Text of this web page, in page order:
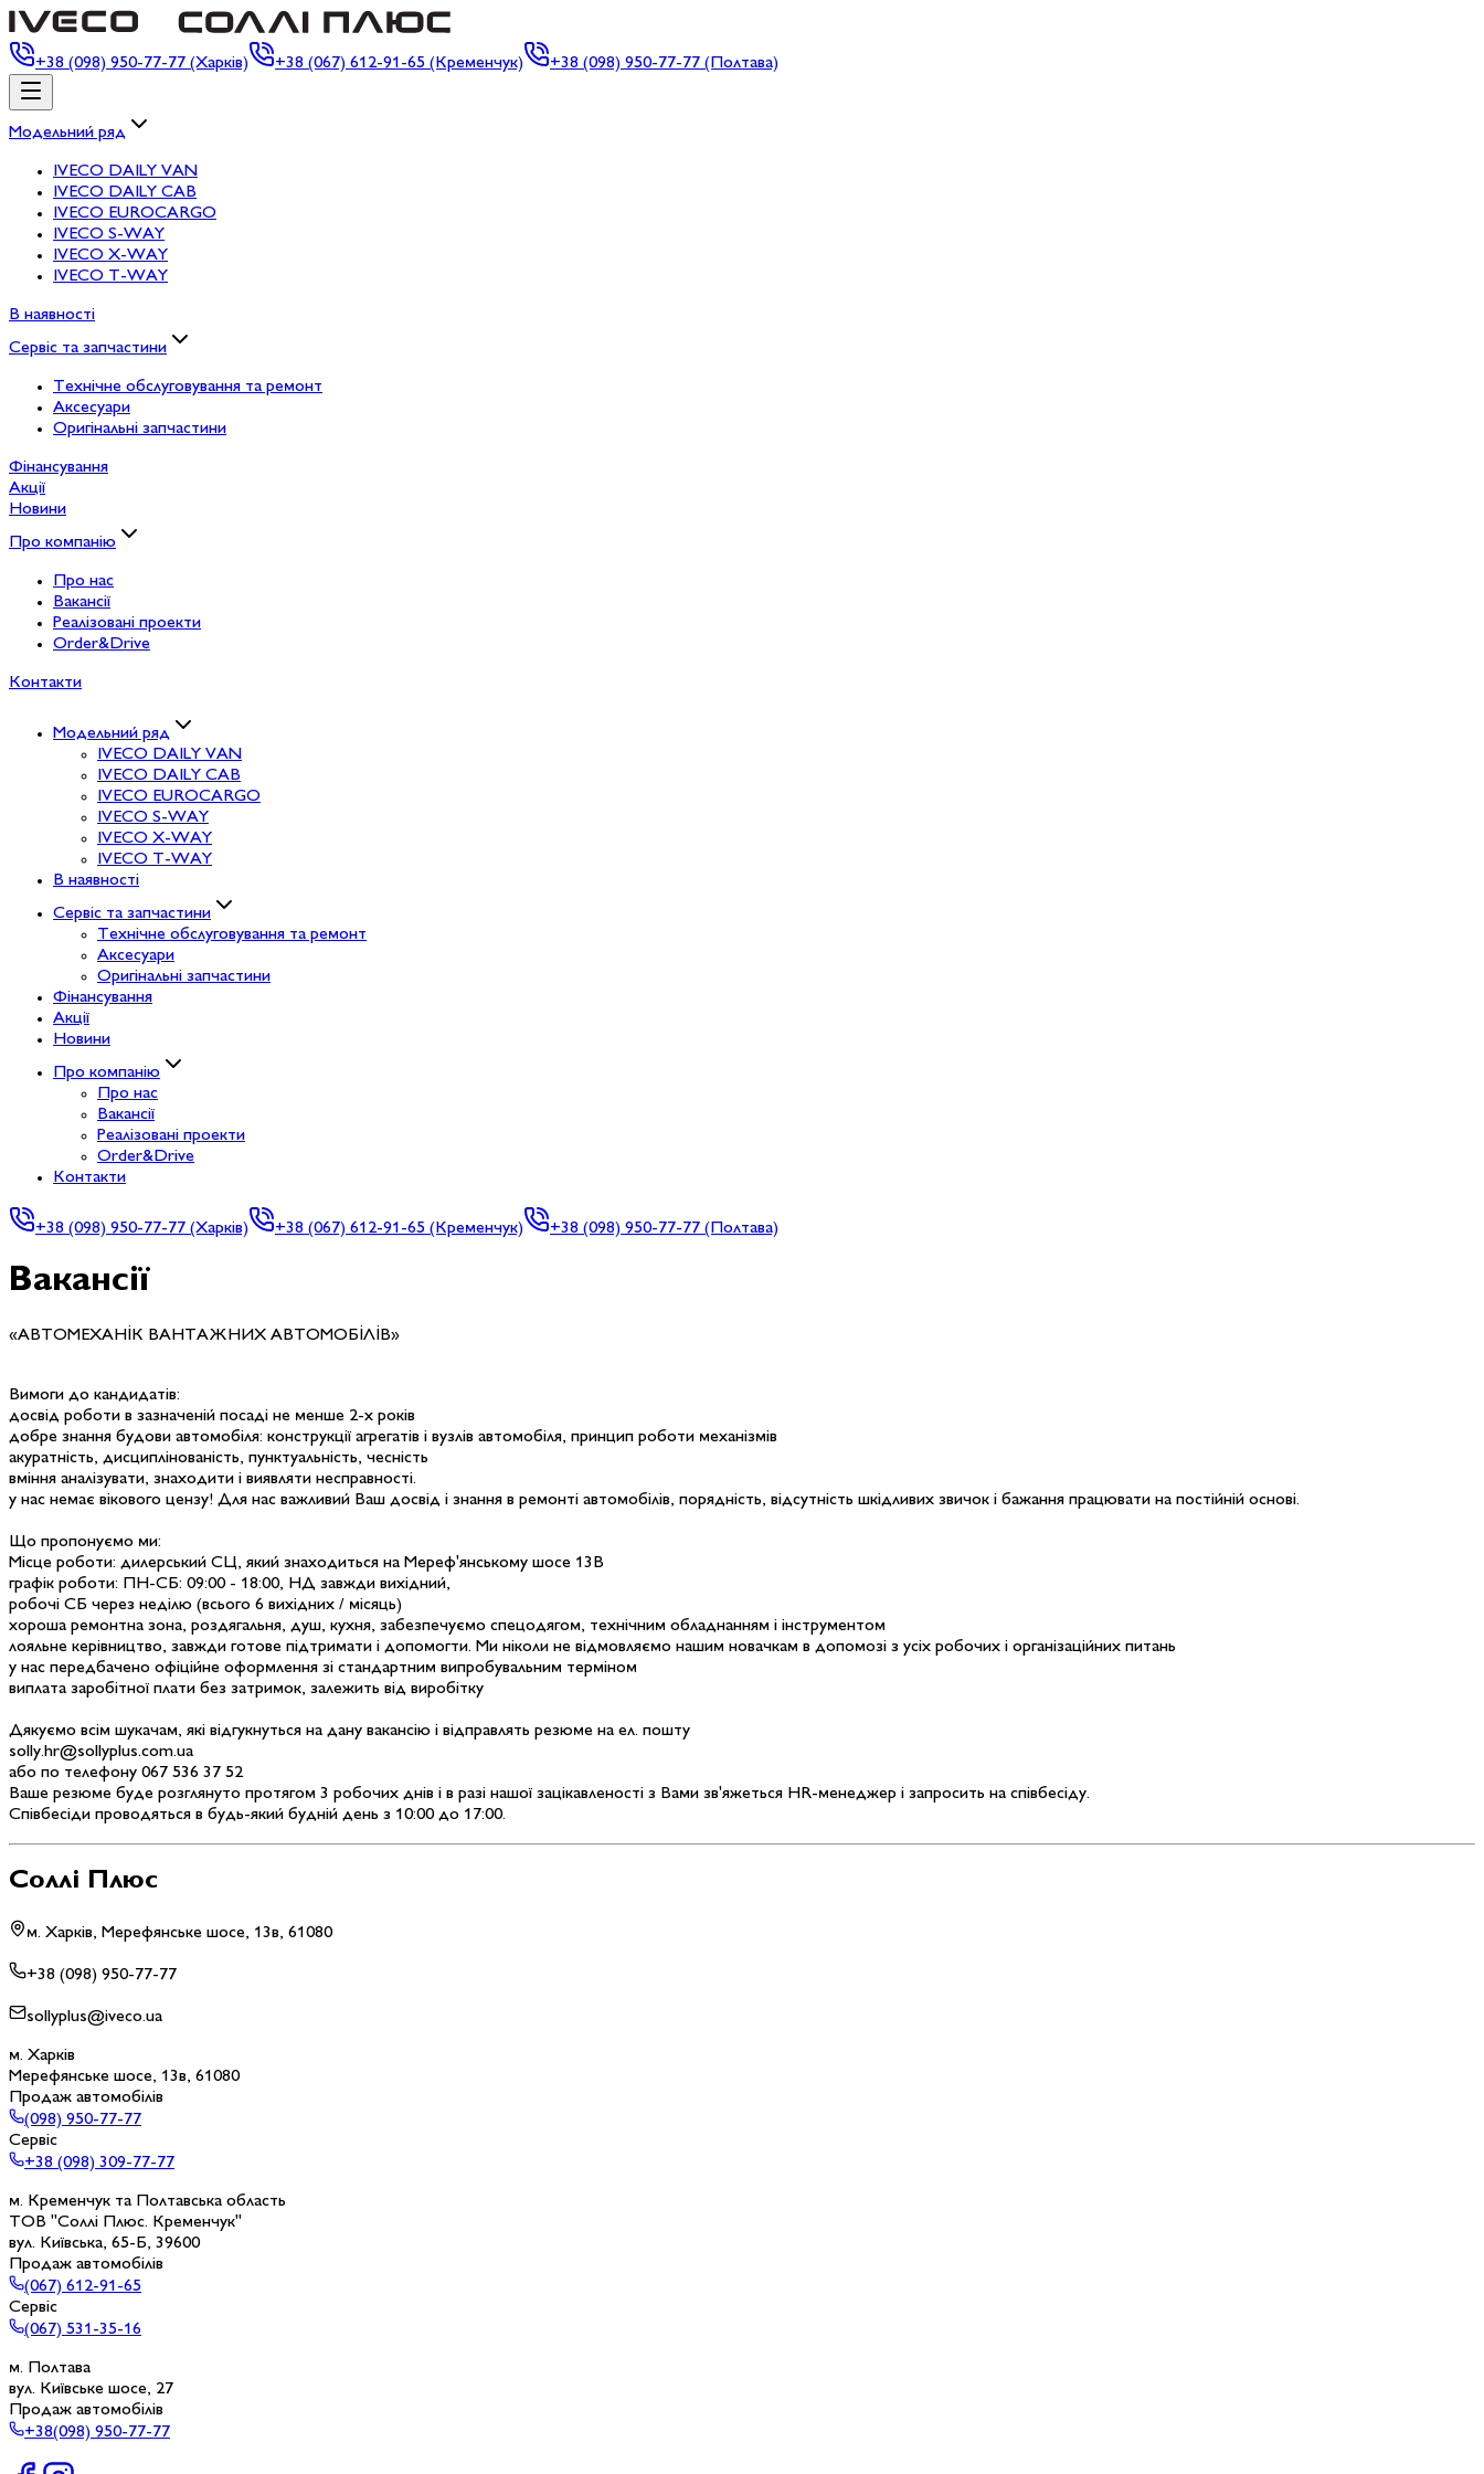
+38 (098) 950-77-77 (Харків) +38 (067) 612-91-65 (Кременчук) +38 (098) 950-77-77 (Полтава)
Модельний ряд
IVECO DAILY VAN
IVECO DAILY CAB
IVECO EUROCARGO
IVECO S-WAY
IVECO X-WAY
IVECO T-WAY
В наявності
Сервіс та запчастини
Технічне обслуговування та ремонт
Аксесуари
Оригінальні запчастини
Фінансування
Акції
Новини
Про компанію
Про нас
Вакансії
Реалізовані проекти
Order&Drive
Контакти
Модельний ряд
IVECO DAILY VAN
IVECO DAILY CAB
IVECO EUROCARGO
IVECO S-WAY
IVECO X-WAY
IVECO T-WAY
В наявності
Сервіс та запчастини
Технічне обслуговування та ремонт
Аксесуари
Оригінальні запчастини
Фінансування
Акції
Новини
Про компанію
Про нас
Вакансії
Реалізовані проекти
Order&Drive
Контакти
+38 (098) 950-77-77 (Харків) +38 (067) 612-91-65 (Кременчук) +38 (098) 950-77-77 (Полтава)
Вакансії
«АВТОМЕХАНІК ВАНТАЖНИХ АВТОМОБІЛІВ»
Вимоги до кандидатів:
досвід роботи в зазначеній посаді не менше 2-х років
добре знання будови автомобіля: конструкції агрегатів і вузлів автомобіля, принцип роботи механізмів
акуратність, дисциплінованість, пунктуальність, чесність
вміння аналізувати, знаходити і виявляти несправності.
у нас немає вікового цензу! Для нас важливий Ваш досвід і знання в ремонті автомобілів, порядність, відсутність шкідливих звичок і бажання працювати на постійній основі.
Що пропонуємо ми:
Місце роботи: дилерський СЦ, який знаходиться на Мереф'янському шосе 13В
графік роботи: ПН-СБ: 09:00 - 18:00, НД завжди вихідний,
робочі СБ через неділю (всього 6 вихідних / місяць)
хороша ремонтна зона, роздягальня, душ, кухня, забезпечуємо спецодягом, технічним обладнанням і інструментом
лояльне керівництво, завжди готове підтримати і допомогти. Ми ніколи не відмовляємо нашим новачкам в допомозі з усіх робочих і організаційних питань
у нас передбачено офіційне оформлення зі стандартним випробувальним терміном
виплата заробітної плати без затримок, залежить від виробітку
Дякуємо всім шукачам, які відгукнуться на дану вакансію і відправлять резюме на ел. пошту
solly.hr@sollyplus.com.ua
або по телефону 067 536 37 52
Ваше резюме буде розглянуто протягом 3 робочих днів і в разі нашої зацікавленості з Вами зв'яжеться HR-менеджер і запросить на співбесіду.
Співбесіди проводяться в будь-який будній день з 10:00 до 17:00.
Соллі Плюс
м. Харків, Мерефянське шосе, 13в, 61080
+38 (098) 950-77-77
sollyplus@iveco.ua
м. Харків
Мерефянське шосе, 13в, 61080
Продаж автомобілів
(098) 950-77-77
Сервіс
+38 (098) 309-77-77
м. Кременчук та Полтавська область
ТОВ "Соллі Плюс. Кременчук"
вул. Київська, 65-Б, 39600
Продаж автомобілів
(067) 612-91-65
Сервіс
(067) 531-35-16
м. Полтава
вул. Київське шосе, 27
Продаж автомобілів
+38(098) 950-77-77